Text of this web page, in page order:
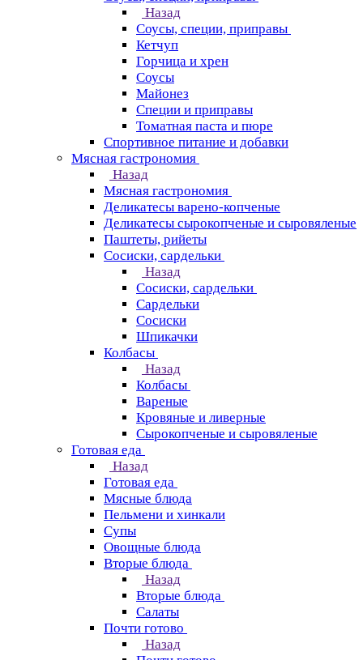
Назад
Соусы, специи, приправы
Кетчуп
Горчица и хрен
Соусы
Майонез
Специи и приправы
Томатная паста и пюре
Спортивное питание и добавки
Мясная гастрономия
Назад
Мясная гастрономия
Деликатесы варено-копченые
Деликатесы сырокопченые и сыровяленые
Паштеты, рийеты
Сосиски, сардельки
Назад
Сосиски, сардельки
Сардельки
Сосиски
Шпикачки
Колбасы
Назад
Колбасы
Вареные
Кровяные и ливерные
Сырокопченые и сыровяленые
Готовая еда
Назад
Готовая еда
Мясные блюда
Пельмени и хинкали
Супы
Овощные блюда
Вторые блюда
Назад
Вторые блюда
Салаты
Почти готово
Назад